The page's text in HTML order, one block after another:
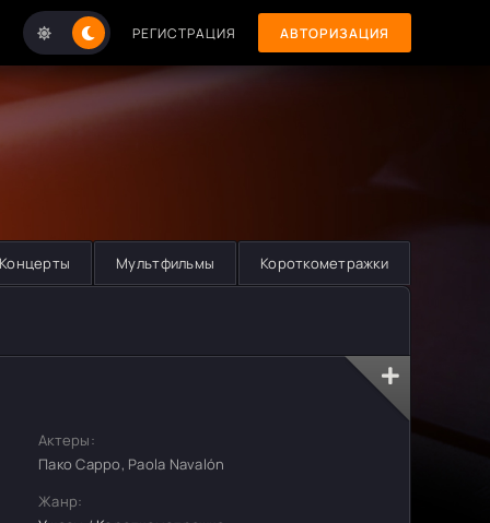
РЕГИСТРАЦИЯ АВТОРИЗАЦИЯ
Концерты Мультфильмы Короткометражки
Актеры:
Пако Сарро, Paola Navalón
Жанр: